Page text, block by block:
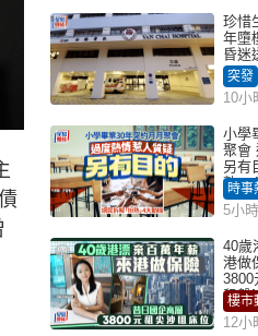
珍惜
年墮
昏迷
突發
10小
小學
聚會
另有
熟」
時事
5小
40歲
港做
3800
租盤
樓市
12小